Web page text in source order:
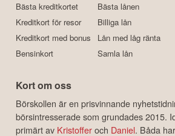
Bästa kreditkortet
Kreditkort för resor
Kreditkort med bonus
Bensinkort
Bästa lånen
Billiga lån
Lån med låg ränta
Samla lån
Kort om oss
Börskollen är en prisvinnande
börsintresserade som grundades 2015.
primärt av Kristofferoch Daniel. Båda